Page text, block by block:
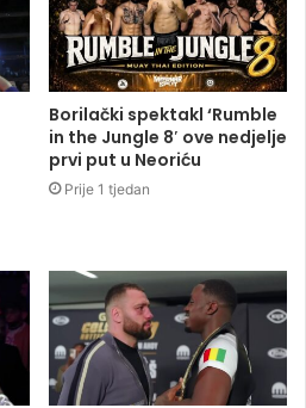
Borilački spektakl ‘Rumble
in the Jungle 8′ ove nedjelje
prvi put u Neoriću
Prije 1 tjedan